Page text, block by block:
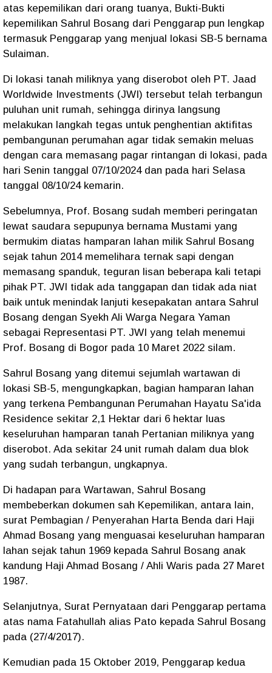
atas kepemilikan dari orang tuanya, Bukti-Bukti
kepemilikan Sahrul Bosang dari Penggarap pun lengkap
termasuk Penggarap yang menjual lokasi SB-5 bernama
Sulaiman.
Di lokasi tanah miliknya yang diserobot oleh PT. Jaad
Worldwide Investments (JWI) tersebut telah terbangun
puluhan unit rumah, sehingga dirinya langsung
melakukan langkah tegas untuk penghentian aktifitas
pembangunan perumahan agar tidak semakin meluas
dengan cara memasang pagar rintangan di lokasi, pada
hari Senin tanggal 07/10/2024 dan pada hari Selasa
tanggal 08/10/24 kemarin.
Sebelumnya, Prof. Bosang sudah memberi peringatan
lewat saudara sepupunya bernama Mustami yang
bermukim diatas hamparan lahan milik Sahrul Bosang
sejak tahun 2014 memelihara ternak sapi dengan
memasang spanduk, teguran lisan beberapa kali tetapi
pihak PT. JWI tidak ada tanggapan dan tidak ada niat
baik untuk menindak lanjuti kesepakatan antara Sahrul
Bosang dengan Syekh Ali Warga Negara Yaman
sebagai Representasi PT. JWI yang telah menemui
Prof. Bosang di Bogor pada 10 Maret 2022 silam.
Sahrul Bosang yang ditemui sejumlah wartawan di
lokasi SB-5, mengungkapkan, bagian hamparan lahan
yang terkena Pembangunan Perumahan Hayatu Sa'ida
Residence sekitar 2,1 Hektar dari 6 hektar luas
keseluruhan hamparan tanah Pertanian miliknya yang
diserobot. Ada sekitar 24 unit rumah dalam dua blok
yang sudah terbangun, ungkapnya.
Di hadapan para Wartawan, Sahrul Bosang
membeberkan dokumen sah Kepemilikan, antara lain,
surat Pembagian / Penyerahan Harta Benda dari Haji
Ahmad Bosang yang menguasai keseluruhan hamparan
lahan sejak tahun 1969 kepada Sahrul Bosang anak
kandung Haji Ahmad Bosang / Ahli Waris pada 27 Maret
1987.
Selanjutnya, Surat Pernyataan dari Penggarap pertama
atas nama Fatahullah alias Pato kepada Sahrul Bosang
pada (27/4/2017).
Kemudian pada 15 Oktober 2019, Penggarap kedua